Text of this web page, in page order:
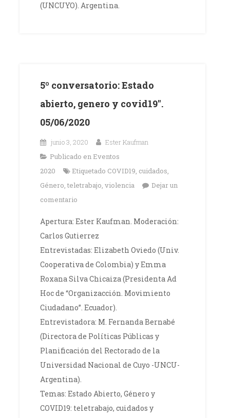
(UNCUYO). Argentina.
5º conversatorio: Estado
abierto, genero y covid19″.
05/06/2020
junio 3, 2020
Ester Kaufman
Publicado en Eventos
2020
Etiquetado COVID19, cuidados,
Género,teletrabajo, violencia
Dejar un
comentario
Apertura: Ester Kaufman. Moderación:
Carlos Gutierrez
Entrevistadas: Elizabeth Oviedo (Univ.
Cooperativa de Colombia) y Emma
Roxana Silva Chicaiza (Presidenta Ad
Hoc de “Organizacción. Movimiento
Ciudadano”. Ecuador).
Entrevistadora: M. Fernanda Bernabé
(Directora de Políticas Públicas y
Planificación del Rectorado de la
Universidad Nacional de Cuyo -UNCU-
Argentina).
Temas: Estado Abierto, Género y
COVID19: teletrabajo, cuidados y